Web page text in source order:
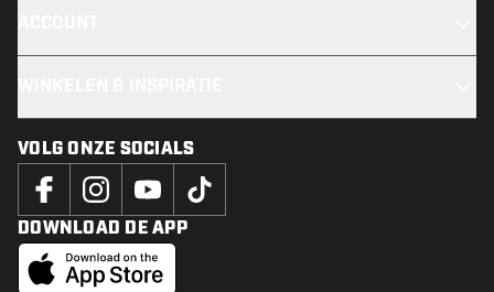
VOLG ONZE SOCIALS
DOWNLOAD DE APP